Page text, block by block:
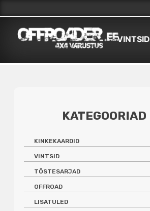
content
VINTSID
KATEGOORIAD
KINKEKAARDID
VINTSID
TÕSTESARJAD
OFFROAD
LISATULED